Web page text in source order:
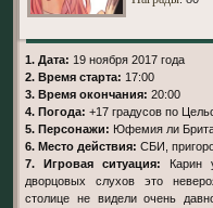
1. Дата: 19 ноября 2017 года
2. Время старта: 17:00
3. Время окончания: 20:00
4. Погода: +17 градусов по
5. Персонажи: Юфемия ли
6. Место действия: СБИ,
7. Игровая ситуация: Карин
дворцовых слухов это
столице не видели очень